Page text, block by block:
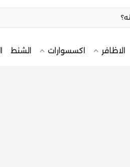
الاظافر اكسسوارات الشنط